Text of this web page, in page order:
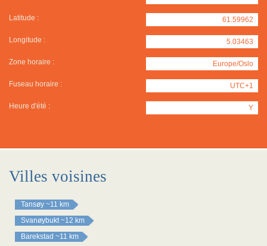
Latitude : 61.59962
Longitude : 5.03463
Zone horaire : Europe/Oslo
Fuseau horaire : UTC+1
Heure d'été : Y
Villes voisines
Tansøy ~11 km
Svanøybukt ~12 km
Barekstad ~11 km